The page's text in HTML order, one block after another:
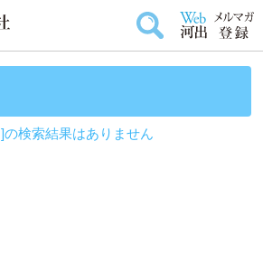
]の検索結果はありません